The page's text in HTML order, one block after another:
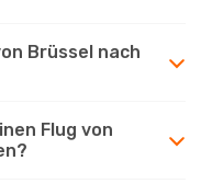
Brüssel nach
Flug von